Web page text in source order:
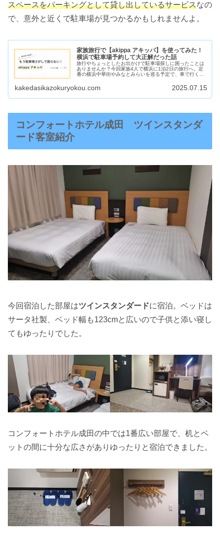
スペースをパーキングとして貸し出しているサービスなの
で、意外と近くで駐車場が見つかるかもしれませんよ。
家族旅行で【akippa アキッパ】を使ってみた！
横浜で駐車場予約して大正解だった話
旅行やちょっとしたお出かけで駐車場探しに困ったことは
ありませんか？今回家族4人で横浜に1泊2日の旅行へ。定
番の横浜中華街やみなとみらいを巡る予定で、車で行くこ
kakedasikazokuryokou.com 2025.07.15
コンフォートホテル成田 ツインスタンダ
ード客室紹介
今回宿泊した部屋はツインスタンダードに宿泊。ベッドは
サータ社製、ベッド幅も123cmと広いので子供と添い寝し
てもゆったりでした。
コンフォートホテル成田の中では1番広い部屋で、机とベ
ットの間に十分な広さがありゆったりと宿泊できました。